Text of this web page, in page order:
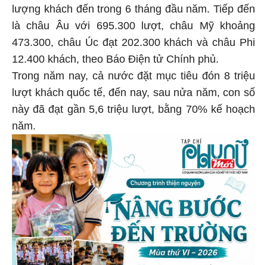
lượng khách đến trong 6 tháng đầu năm. Tiếp đến
là châu Âu với 695.300 lượt, châu Mỹ khoảng
473.300, châu Úc đạt 202.300 khách và châu Phi
12.400 khách, theo Báo Điện tử Chính phủ.
Trong năm nay, cả nước đặt mục tiêu đón 8 triệu
lượt khách quốc tế, đến nay, sau nửa năm, con số
này đã đạt gần 5,6 triệu lượt, bằng 70% kế hoạch
năm.